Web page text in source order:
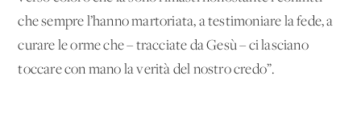
che sempre l’hanno martoriata, a testimoniare la fede, a
curare le orme che – tracciate da Gesù – ci lasciano
toccare con mano la verità del nostro credo”.